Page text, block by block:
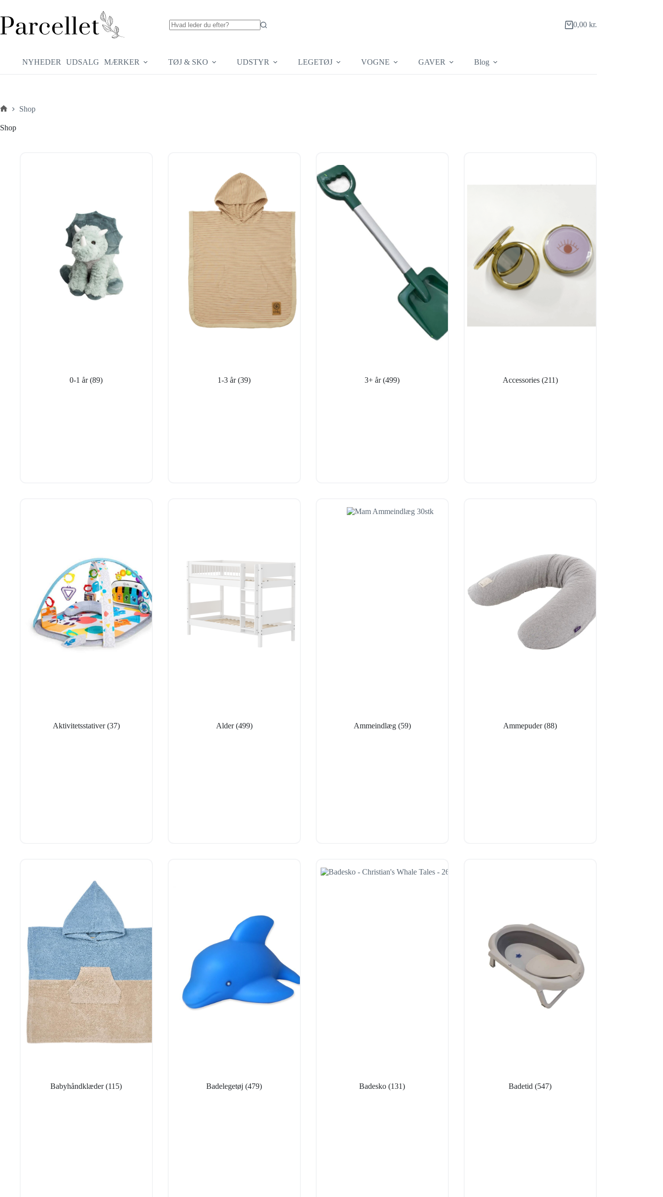
indhold
Indkøbskurv
0,00 kr.
NYHEDER UDSALG MÆRKER TØJ & SKO UDSTYR LEGETØJ VOGNE GAVER Blog
Shop
Shop
0-1 år(89) 1-3 år(39) 3+ år(499) Accessories (211)
Aktivitetsstativer(37) Alder(499) Ammeindlæg (59) Ammepuder(88)
Babyhåndklæder(115) Badelegetøj(479) Badesko(131) Badetid(547)